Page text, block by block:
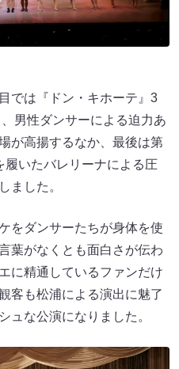
では『ドン・キホーテ』3
男性ダンサーによる迫力あ
が高揚するなか、最後は第
履いたバレリーナによる圧
ました。
をダンサーたちが身体を使
葉がなくとも面白さが伝わ
に精通しているファンだけ
客も松浦による演出に魅了
ュな公演になりました。